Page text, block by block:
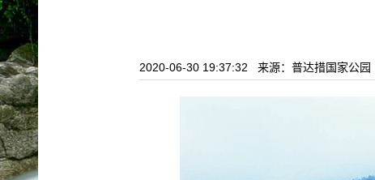
2020-06-30 19:37:32 来源：普达措国家公园